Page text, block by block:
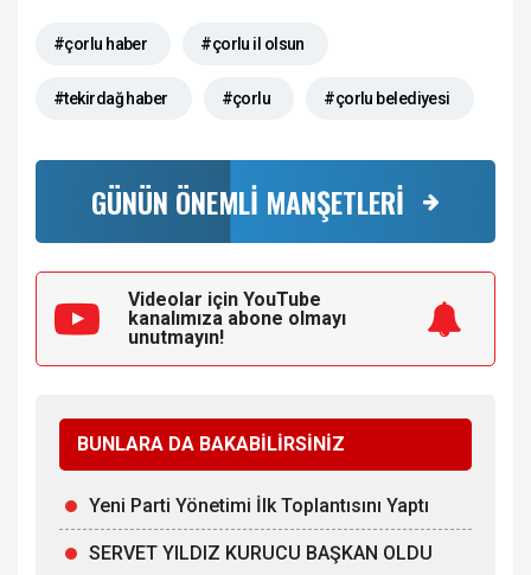
#çorlu haber #çorlu il olsun
#tekirdağ haber #çorlu #çorlu belediyesi
GÜNÜN ÖNEMLİ MANŞETLERİ
Videolar için YouTube
kanalımıza abone olmayı
unutmayın!
BUNLARA DA BAKABİLİRSİNİZ
Yeni Parti Yönetimi İlk Toplantısını Yaptı
SERVET YILDIZ KURUCU BAŞKAN OLDU